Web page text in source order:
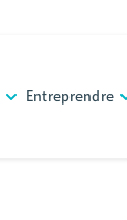
Entreprendre